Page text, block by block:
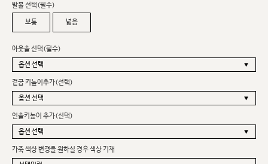
발볼 선택(필수)
보통 넓음
아웃솔 선택(필수)
겉굽 키높이추가(선택)
인솔키높이 추가(선택)
가죽 색상 변경을 원하실 경우 색상 기재